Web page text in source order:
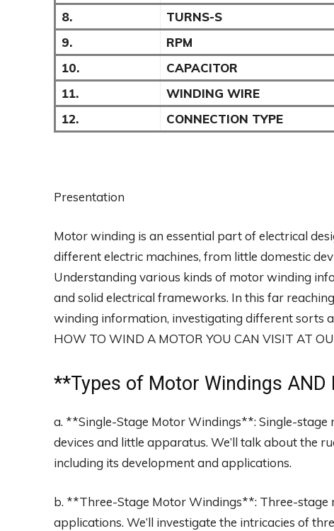
8.
TURNS-S
9.
RPM
10.
CAPACITOR
11.
WINDING WIRE
12.
CONNECTION TYPE
Presentation
Motor winding is an essential part of electrical
different electric machines, from little domestic
Understanding various kinds of motor winding
and solid electrical frameworks. In this far
winding information, investigating different sorts
HOW TO WIND A MOTOR YOU CAN VISIT AT
**Types of Motor Windings AND
a. **Single-Stage Motor Windings**: Single-
devices and little apparatus. We’ll talk about the
including its development and applications.
b. **Three-Stage Motor Windings**: Three-
applications. We’ll investigate the intricacies of